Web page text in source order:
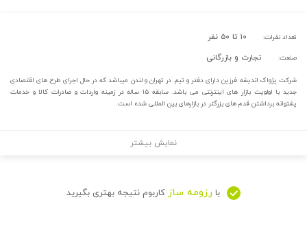
تعداد نفرات: ۱۰ تا ۵۰ نفر
صنعت: تجارت و بازرگانی
شرکت پژواک اندیشه فرزین دارای دفتر و تیم در تهران و لندن میباشد که در حال اجرای طرح های اقتصادی
جدید با اولویت بازار های اینترنتی می باشد. سابقه ۱۵ ساله در زمینه واردات و صادرات کالا و خدمات
پشتوانه برداشتن قدم های بزرگتر در بازارهای بین المللی شده است.
نمایش بیشتر
با رزومه ساز کاربوم نتیجه بهتری بگیرید